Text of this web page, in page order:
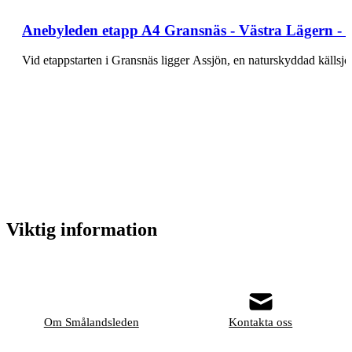
Anebyleden etapp A4 Gransnäs - Västra Lägern -
Vid etappstarten i Gransnäs ligger Assjön, en naturskyddad
Viktig information
Om Smålandsleden Kontakta oss